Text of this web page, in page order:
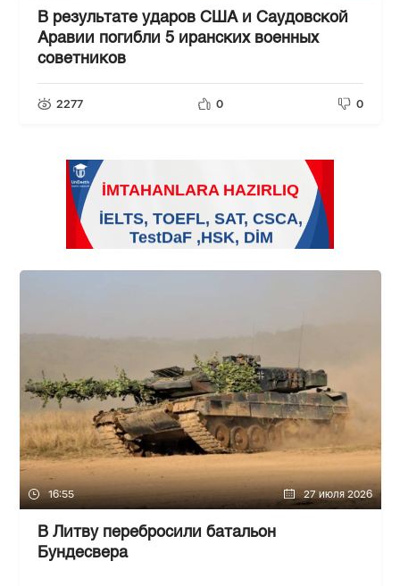
В результате ударов США и Саудовской
Аравии погибли 5 иранских военных
советников
2277 0 0
16:55 27 июля 2026
В Литву перебросили батальон
Бундесвера